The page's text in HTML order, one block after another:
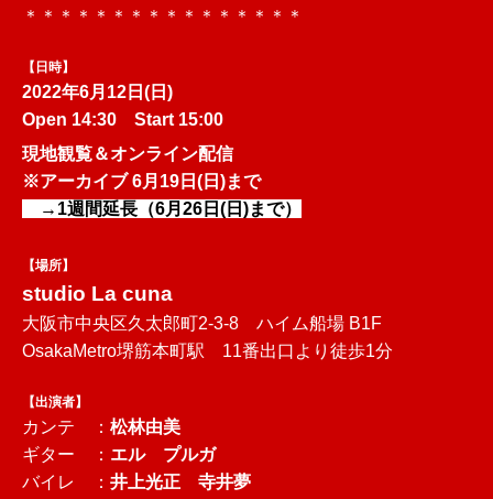
＊＊＊＊＊＊＊＊＊＊＊＊＊＊ ＊＊
【日時】
2022年6月12日(日)
Open 14:30 Start 15:00
現地観覧＆オンライン配信
※アーカイブ 6月19日(日)まで
→1週間延長（6月26日(日)まで）
【場所】
studio La cuna
大阪市中央区久太郎町2-3-8 ハイム船場 B1F
OsakaMetro堺筋本町駅 11番出口より徒歩1分
【出演者】
カンテ ： 松林由美
ギター ： エル プルガ
バイレ ： 井上光正 寺井夢